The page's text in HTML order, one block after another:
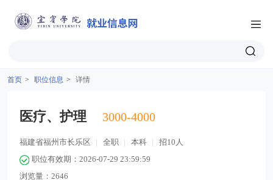
首页 > 职位信息 > 详情
医疗、护理 3000-4000
福建省福州市长乐区 | 全职 | 本科 |
招10人
职位有效期：2026-07-29 23:59:59
浏览量：2646